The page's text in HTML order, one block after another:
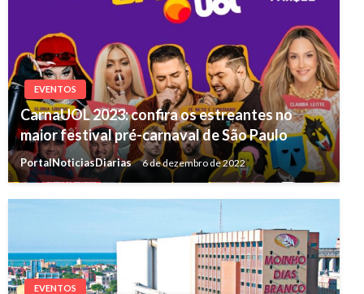
EVENTOS
CarnaUOL 2023: confira os estreantes no
maior festival pré-carnaval de São Paulo
PortalNoticiasDiarias 6 de dezembro de 2022
EVENTOS